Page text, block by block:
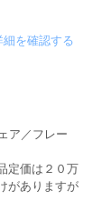
細を確認する
ア／フレー
定価は２０万
がありますが